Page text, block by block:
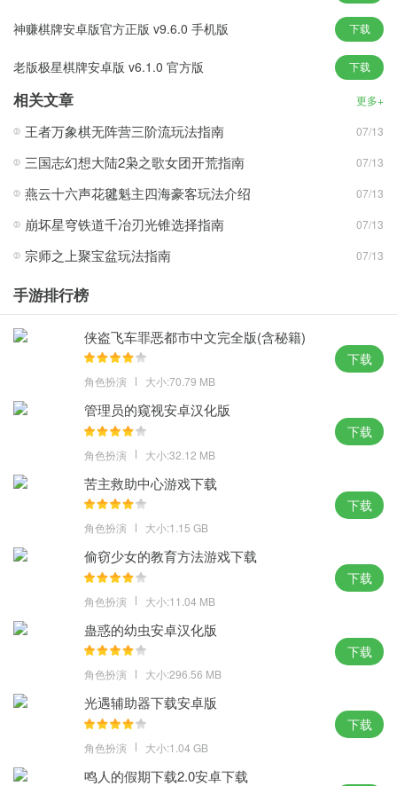
天辰棋牌2026最新版本优势：
1、上线之后你就会看到非常详细的规则介绍，让你的每一个对局都
2、这款游戏适配于任何一款手机，并且任何一个年龄层次都能够驾
驭非常的完美。
3、注册就能领取一定的福利，每天上线可以完成更多的新手任务，
4、游戏大厅里面的娱乐种类真的是非常多了，不管是小众的还是热
门的这里全有。
天辰棋牌2026最新版本亮点：
1、最绿色的游戏平台，全多人在线竞技，纯粹牌技的比拼考验玩家
2、轻松注册流程一键即可登陆，丰富经典游戏规则易于上手，简单
玩法一看就会。
3、最丰富高品质娱乐游戏玩法一网打尽，超多游戏种类给玩家以眼
前一亮的体验。
4、强大游戏团队实时更新，不断添加趣味游戏玩法，让你时刻体验
全新玩法乐趣。
天辰棋牌2026最新版本攻略：
参与人数 2- 6 人，使用一副去掉到大小王的扑克牌，共 52 张牌。
玩家可以在自己操作时与其他最多一位玩家比牌，比牌费用等于当
前单注的两倍。当只剩两名玩家时，无论是第几轮都可以比牌。
比牌时双方不能看到互相的牌，胜者继续游戏直至结束本局，负者
损失本副牌的操作权，只在每局牌结束时可见。
比牌时如出现双方牌型及大小相同的情况，主动比牌者为负者。
每局结束时，所有玩家只能看见自己比过或跟自己比过的玩家的手
神赚棋牌安卓版官方正版 v9.6.0 手机版 下载
老版极星棋牌安卓版 v6.1.0 官方版 下载
相关文章 更多+
王者万象棋无阵营三阶流玩法指南 07/13
三国志幻想大陆2枭之歌女团开荒指南 07/13
燕云十六声花毽魁主四海豪客玩法介绍 07/13
崩坏星穹铁道千冶刃光锥选择指南 07/13
宗师之上聚宝盆玩法指南 07/13
手游排行榜
侠盗飞车罪恶都市中文完全版(含秘籍)
角色扮演 大小:70.79 MB
下载
管理员的窥视安卓汉化版
角色扮演 大小:32.12 MB
下载
苦主救助中心游戏下载
角色扮演 大小:1.15 GB
下载
偷窃少女的教育方法游戏下载
角色扮演 大小:11.04 MB
下载
蛊惑的幼虫安卓汉化版
角色扮演 大小:296.56 MB
下载
光遇辅助器下载安卓版
角色扮演 大小:1.04 GB
下载
鸣人的假期下载2.0安卓下载